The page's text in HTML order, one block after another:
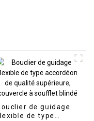
de guidage
de type